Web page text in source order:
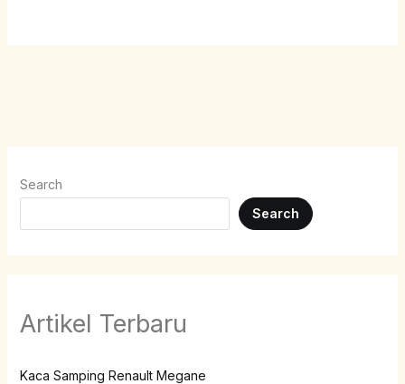
Search
Search
Artikel Terbaru
Kaca Samping Renault Megane